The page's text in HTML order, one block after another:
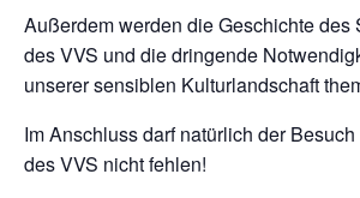
Außerdem werden die Geschichte des
des VVS und die dringende
unserer sensiblen Kulturlandschaft
Im Anschluss darf natürlich der
des VVS nicht fehlen!